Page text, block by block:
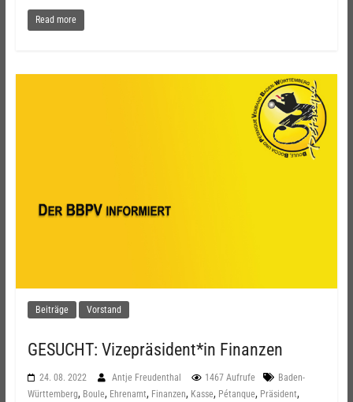
Read more
Beiträge Vorstand
GESUCHT: Vizepräsident*in Finanzen
24. 08. 2022 Antje Freudenthal 1467 Aufrufe
Baden-
Württemberg, Boule, Ehrenamt, Finanzen, Kasse, Pétanque, Präsident,